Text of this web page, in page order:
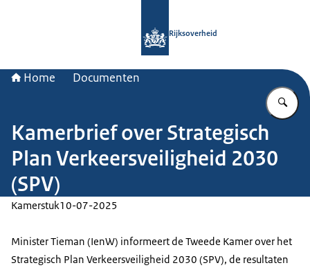
Rijksoverheid
Home Documenten
Kamerbrief over Strategisch
Plan Verkeersveiligheid 2030
(SPV)
Kamerstuk10-07-2025
Minister Tieman (IenW) informeert de Tweede Kamer over het
Strategisch Plan Verkeersveiligheid 2030 (SPV), de resultaten